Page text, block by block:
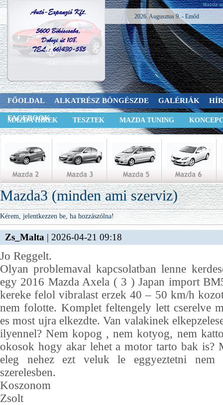
2026. Augusztus 9. - Emőd
FŐOLDAL ALKATRÉSZ BÖNGÉSZDE GALÉRIÁK
FACEBOOK
MAZDA HÍREK TESZTEK MAZDA TUNING
Mazda3 (minden ami szerviz)
Kérem, jelentkezzen be, ha hozzászólna!
Zs_Malta | 2026-04-21 09:18
Jo Reggelt.
Olyan problemaval kapcsolatban lenne
egy 2016 Mazda Axela ( 3 ) Japan import
kereke felol vibralast erzek 40 – 50 km/h
nem folotte. Komplet feltengely lett cserelve
es most ujra elkezdte. Van valakinek
ilyennel? Nem kopog , nem kotyog, nem
okosok hogy akar lehet a motor tarto bak is?
eleg nehez ezt veluk le eggyeztetni
szerelesben.
Koszonom
Zsolt